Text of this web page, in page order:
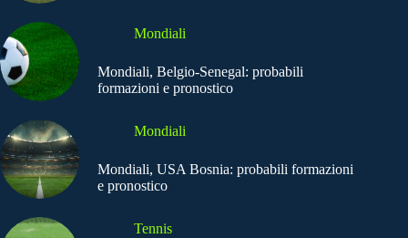
Mondiali
Mondiali, Belgio-Senegal: probabili
formazioni e pronostico
Mondiali
Mondiali, USA Bosnia: probabili formazioni
e pronostico
Tennis